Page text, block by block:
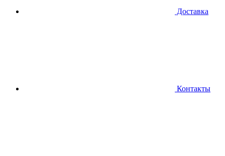
Доставка
Контакты